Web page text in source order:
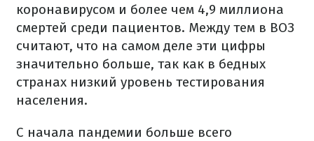
коронавирусом и более чем 4,9 миллиона
смертей среди пациентов. Между тем в ВОЗ
считают, что на самом деле эти цифры
значительно больше, так как в бедных
странах низкий уровень тестирования
населения.
С начала пандемии больше всего